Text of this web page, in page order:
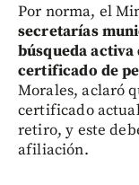
Por norma, el
secretarías
búsqueda
certificado de
Morales, aclaró
certificado
retiro, y este
afiliación.